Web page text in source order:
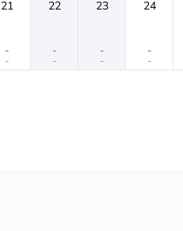
21
-
-
22
-
-
23
-
-
24
-
-